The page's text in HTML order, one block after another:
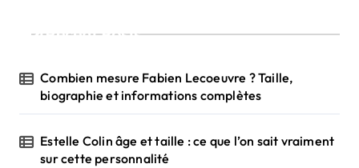
Recent Posts
Combien mesure Fabien Lecoeuvre ? Taille,
biographie et informations complètes
Estelle Colin âge et taille : ce que l’on sait vraiment
sur cette personnalité